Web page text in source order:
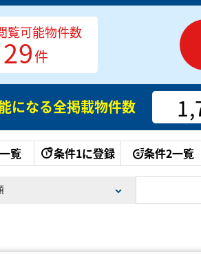
覧可能物件数
29件
になる全掲載物件数
覧 条件1に登録 条件2一覧